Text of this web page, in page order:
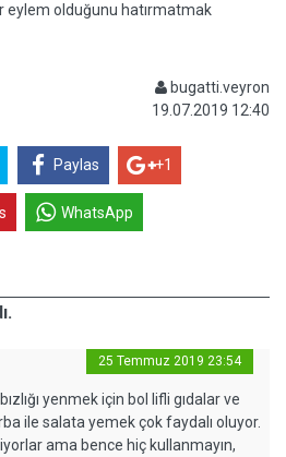
eylem olduğunu hatırmatmak
bugatti.veyron
19.07.2019 12:40
Paylas +1
WhatsApp
25 Temmuz 2019 23:54
yenmek için bol lifli gıdalar ve
ile salata yemek çok faydalı oluyor.
ama bence hiç kullanmayın,